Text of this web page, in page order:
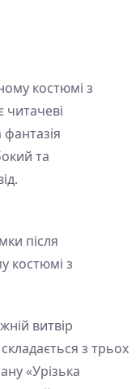
костюмі з
фантазія
та
після
костюмі з
витвір
з трьох
«Урізька